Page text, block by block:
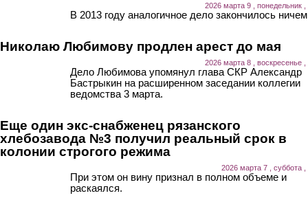
2026 марта 9 , понедельник ,
В 2013 году аналогичное дело закончилось
Николаю Любимову продлен арест до мая
2026 марта 8 , воскресенье ,
Дело Любимова упомянул глава СКР Александр
Бастрыкин на расширенном заседании коллегии
ведомства 3 марта.
Еще один экс-снабженец рязанского
хлебозавода №3 получил реальный срок в
колонии строгого режима
2026 марта 7 , суббота ,
При этом он вину признал в полном объеме и
раскаялся.